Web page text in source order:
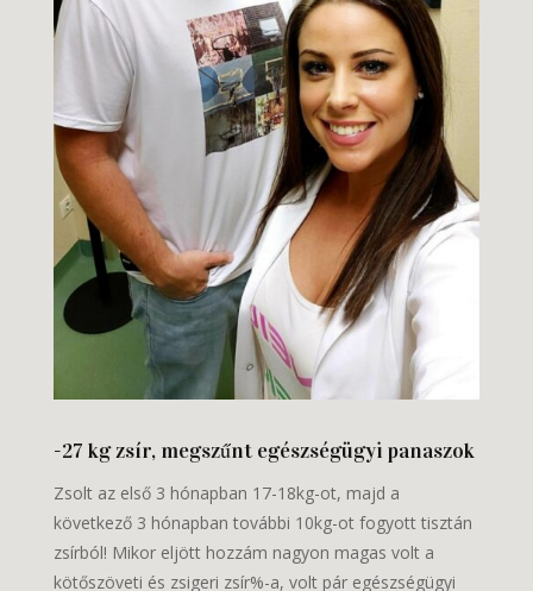
-27 kg zsír, megszűnt egészségügyi panaszok
Zsolt az első 3 hónapban 17-18kg-ot, majd a
következő 3 hónapban további 10kg-ot fogyott tisztán
zsírból! Mikor eljött hozzám nagyon magas volt a
kötőszöveti és zsigeri zsír%-a, volt pár egészségügyi